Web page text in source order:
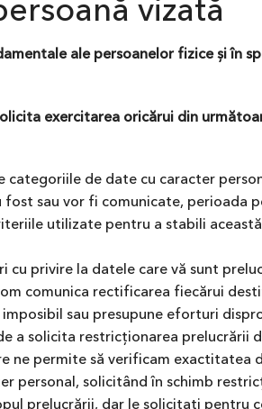
vizată
ale persoanelor fizice și în
exercitarea oricărui din
de date cu caracter
sau vor fi comunicate, perioada
utilizate pentru a stabili
cu privire la datele care vă sunt
comunica rectificarea fiecărui
sau presupune eforturi
a solicita restricționarea prelucrării
permite să verificam exactitatea
personal, solicitând în schimb
prelucrării, dar le solicitați pentru